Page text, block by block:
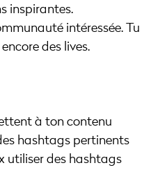
inspirantes.
intéressée. Tu
des lives.
à ton contenu
hashtags pertinents
utiliser des hashtags